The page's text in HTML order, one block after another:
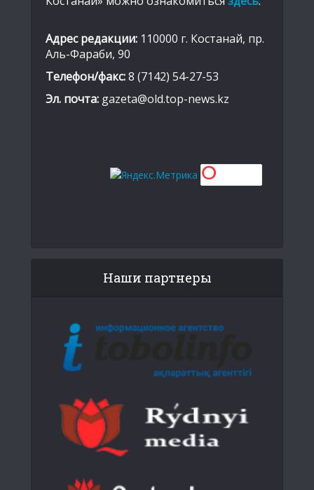
Адрес редакции: 110000 г. Костанай, пр.
Аль-Фараби, 90
Телефон/факс:8 (7142) 54-27-53
Эл. почта: gazeta@old.top-news.kz
Наши партнеры